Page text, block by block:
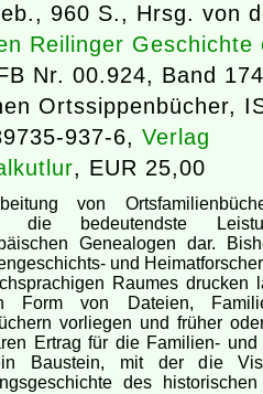
960 S., Hrsg. von
Reilinger Geschichte
Nr. 00.924, Band
Ortssippenbücher,
937-6, Verlag
, EUR 25,00
von
die bedeutendste
Genealogen dar.
und
Raumes
Form von Dateien,
vorliegen und früher
Ertrag für die Familien-
Baustein, mit der die
des